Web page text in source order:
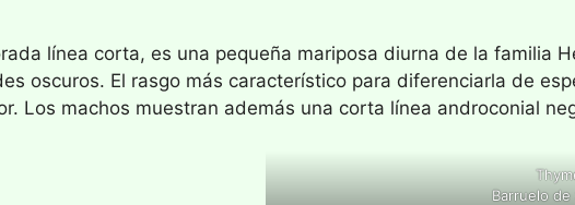
línea corta, es una pequeña mariposa diurna de la familia
oscuros. El rasgo más característico para diferenciarla de
Los machos muestran además una corta línea androconial
Barruelo de